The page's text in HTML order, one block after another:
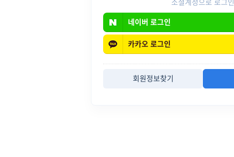
소셜계정으로 로그인
네이버 로그인
카카오 로그인
회원정보찾기